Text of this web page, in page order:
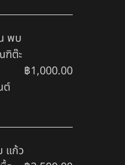
พบ
ฑิต๊ะ
ต์
฿1,000.00
แก้ว